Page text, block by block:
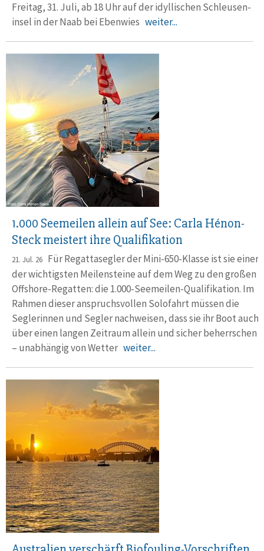
Freitag, 31. Juli, ab 18 Uhr auf der idylli­schen Schleusen­
insel in der Naab bei Ebenwies weiter...
1.000 Seemeilen allein auf See: Carla Hénon-
Steck meistert ihre Qualifikation
21. Jul. 26 Für Regattasegler der Mini-650-Klasse ist sie einer
der wichtigsten Meilensteine auf dem Weg zu den großen
Offshore-Regatten: die 1.000-Seemeilen-Qualifikation. Im
Rahmen dieser anspruchsvollen Solofahrt müssen die
Seglerinnen und Segler nachweisen, dass sie ihr Boot auch
über einen langen Zeitraum allein und sicher beherrschen
– unabhängig von Wetter weiter...